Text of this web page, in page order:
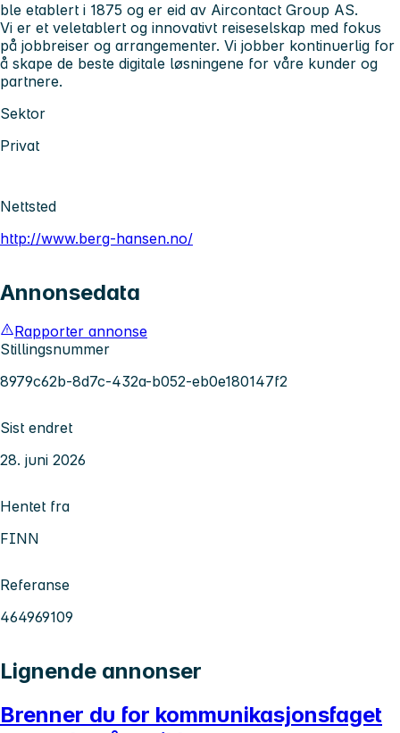
ble etablert i 1875 og er eid av Aircontact Group AS.
Vi er et veletablert og innovativt reiseselskap med fokus
på jobbreiser og arrangementer. Vi jobber kontinuerlig for
å skape de beste digitale løsningene for våre kunder og
partnere.
Sektor
Privat
Nettsted
http://www.berg-hansen.no/
Annonsedata
Rapporter annonse
Stillingsnummer
8979c62b-8d7c-432a-b052-eb0e180147f2
Sist endret
28. juni 2026
Hentet fra
FINN
Referanse
464969109
Lignende annonser
Brenner du for kommunikasjonsfaget